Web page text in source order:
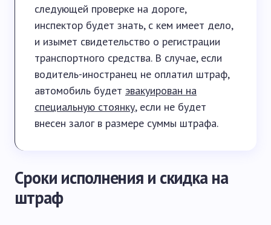
следующей проверке на дороге,
инспектор будет знать, с кем имеет дело,
и изымет свидетельство о регистрации
транспортного средства. В случае, если
водитель-иностранец не оплатил штраф,
автомобиль будет эвакуирован на
специальную стоянку, если не будет
внесен залог в размере суммы штрафа.
Сроки исполнения и скидка на
штраф